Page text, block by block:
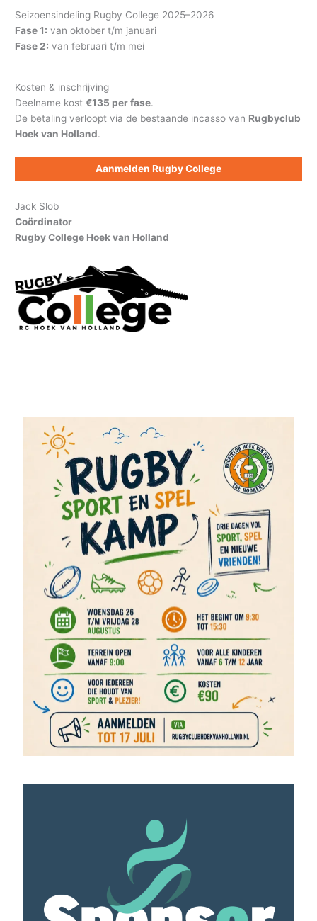
Seizoensindeling Rugby College 2025–2026
Fase 1: van oktober t/m januari
Fase 2: van februari t/m mei
Kosten & inschrijving
Deelname kost€135 per fase.
De betaling verloopt via de bestaande incasso van Rugbyclub
Hoek van Holland.
Aanmelden Rugby College
Jack Slob
Coördinator
Rugby College Hoek van Holland